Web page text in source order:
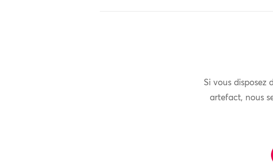
Si vous disposez
artefact, nous